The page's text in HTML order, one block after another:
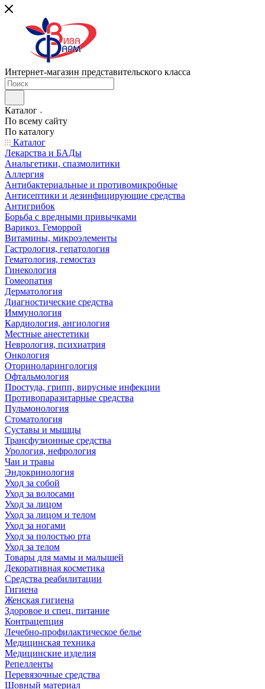
Интернет-магазин представительского класса
Каталог
По всему сайту
По каталогу
Каталог
Лекарства и БАДы
Анальгетики, спазмолитики
Аллергия
Антибактериальные и противомикробные
Антисептики и дезинфицирующие средства
Антигрибок
Борьба с вредными привычками
Варикоз. Геморрой
Витамины, микроэлементы
Гастрология, гепатология
Гематология, гемостаз
Гинекология
Гомеопатия
Дерматология
Диагностические средства
Иммунология
Кардиология, ангиология
Местные анестетики
Неврология, психиатрия
Онкология
Оториноларингология
Офтальмология
Простуда, грипп, вирусные инфекции
Противопаразитарные средства
Пульмонология
Стоматология
Суставы и мышцы
Трансфузионные средства
Урология, нефрология
Чаи и травы
Эндокринология
Уход за собой
Уход за волосами
Уход за лицом
Уход за лицом и телом
Уход за ногами
Уход за полостью рта
Уход за телом
Товары для мамы и малышей
Декоративная косметика
Средства реабилитации
Гигиена
Женская гигиена
Здоровое и спец. питание
Контрацепция
Лечебно-профилактическое белье
Медицинская техника
Медицинские изделия
Репелленты
Перевязочные средства
Шовный материал